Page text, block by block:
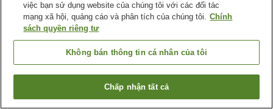
Bãi đỗ xe Spa / Salon
Trang chủ Nhật Bản Tỉnh Kochi
Thành phố Kochi
Minshuku Masago
Tìm phòng trống
việc bạn sử dụng website của chúng tôi với các đối tác
mạng xã hội, quảng cáo và phân tích của chúng tôi. Chính
sách quyền riêng tư
Không bán thông tin cá nhân của tôi
Chấp nhận tất cả